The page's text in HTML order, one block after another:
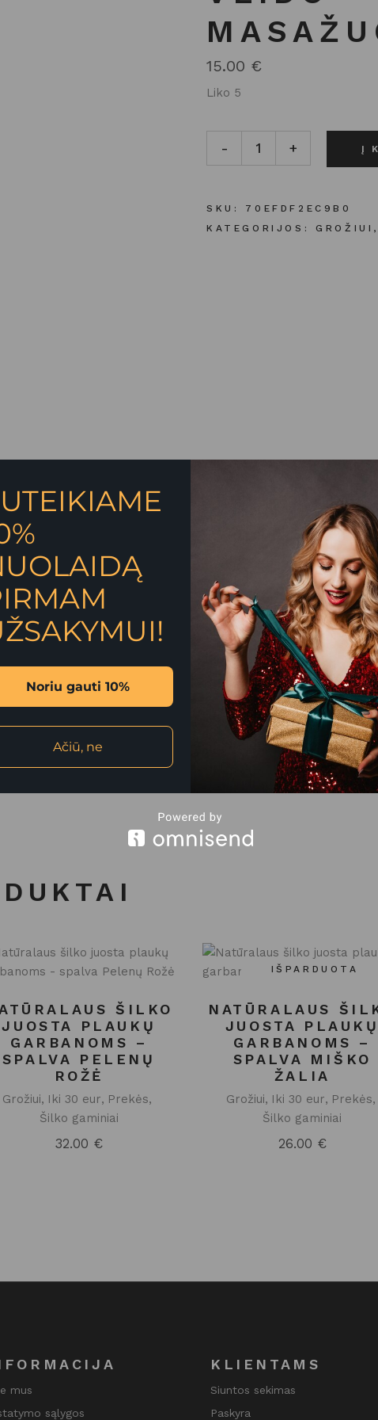
15.00 €
Liko 5
Rose Quartz veido
- + Į
SKU:
70EFDF2EC9B0
KATEGORIJOS:
GROŽIUI
skatina meilę sau bei savęs priėmimą
iš labiausiai atpalaiduojančių procedūrų, kurias galite atlikti
masažų teikiamą naudą, skatina atsipalaidavimą, mažina
susikaupusią limfą.Galima naudoti su serumu arba be jo. Po
Nenaudokite ant pažeistos odos.
ŠILKO
JUOSTA PLAUKŲ
GARBANOMS –
SPALVA PELENŲ
ROŽĖ
Grožiui Iki 30 eur
Prekės
Šilko gaminiai
32.00 €
IŠPARDUOTA
NATŪRALAUS
JUOSTA PLAUKŲ
GARBANOMS –
SPALVA MIŠKO
ŽALIA
Grožiui Iki 30 eur
Prekės
Šilko gaminiai
26.00 €
mus
sąlygos
KLIENTAMS
Siuntos sekimas
Paskyra
Noriu gauti 10%
Ačiū, ne